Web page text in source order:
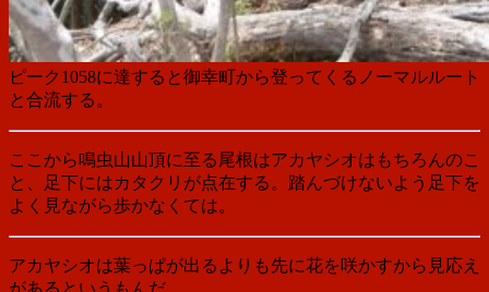
ピーク1058に達すると御幸町から登ってくるノーマルルート
と合流する。
ここから鳴虫山山頂に至る尾根はアカヤシオはもちろんのこ
と、足下にはカタクリが点在する。踏んづけないよう足下を
よく見ながら歩かなくては。
アカヤシオは葉っぱが出るよりも先に花を咲かすから見応え
があるというもんだ。